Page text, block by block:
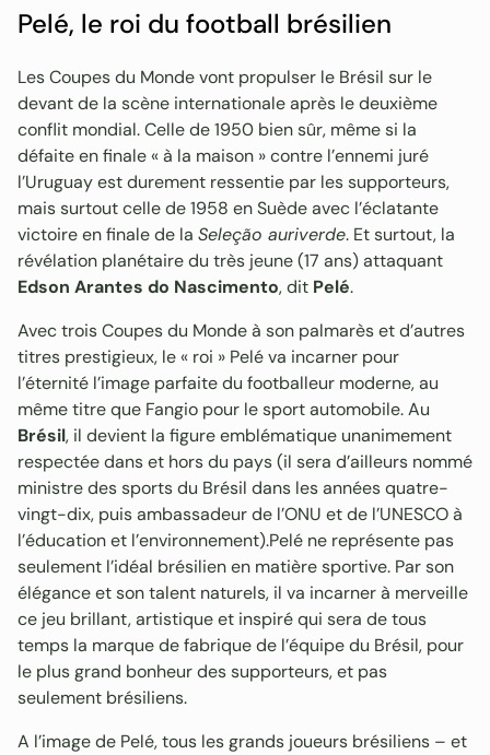
Pelé, le roi du football brésilien
Les Coupes du Monde vont propulser le Brésil sur le
devant de la scène internationale après le deuxième
conflit mondial. Celle de 1950 bien sûr, même si la
défaite en finale « à la maison » contre l’ennemi juré
l’Uruguay est durement ressentie par les supporteurs,
mais surtout celle de 1958 en Suède avec l’éclatante
victoire en finale de la Seleção auriverde. Et surtout, la
révélation planétaire du très jeune (17 ans) attaquant
Edson Arantes do Nascimento, dit Pelé.
Avec trois Coupes du Monde à son palmarès et d’autres
titres prestigieux, le « roi » Pelé va incarner pour
l’éternité l’image parfaite du footballeur moderne, au
même titre que Fangio pour le sport automobile. Au
Brésil, il devient la figure emblématique unanimement
respectée dans et hors du pays (il sera d’ailleurs nommé
ministre des sports du Brésil dans les années quatre-
vingt-dix, puis ambassadeur de l’ONU et de l’UNESCO à
l’éducation et l’environnement).Pelé ne représente pas
seulement l’idéal brésilien en matière sportive. Par son
élégance et son talent naturels, il va incarner à merveille
ce jeu brillant, artistique et inspiré qui sera de tous
temps la marque de fabrique de l’équipe du Brésil, pour
le plus grand bonheur des supporteurs, et pas
seulement brésiliens.
A l’image de Pelé, tous les grands joueurs brésiliens – et